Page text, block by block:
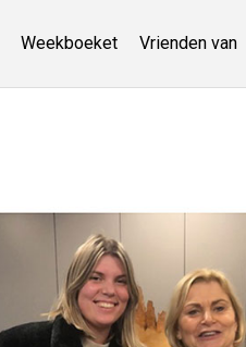
Weekboeket Vrienden van